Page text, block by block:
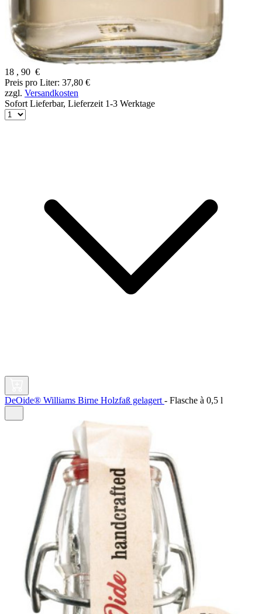
18 , 90 €
Preis pro Liter: 37,80 €
zzgl. Versandkosten
Sofort Lieferbar, Lieferzeit 1-3 Werktage
DeOide® Williams Birne Holzfaß gelagert - Flasche à 0,5 l